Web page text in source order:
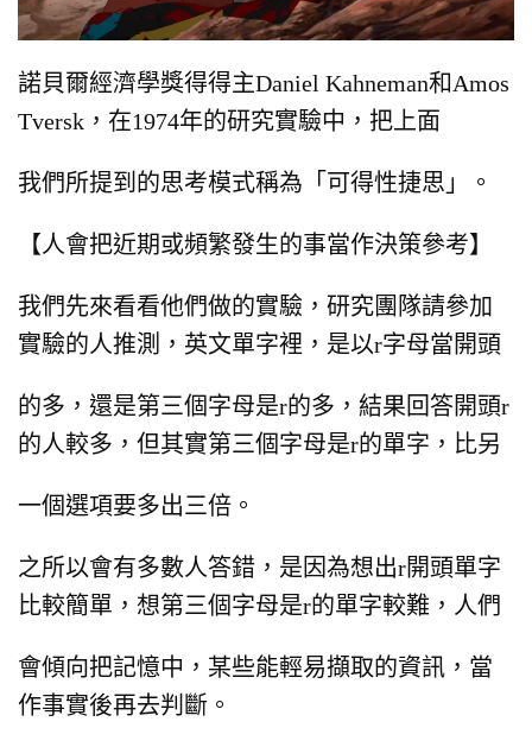
諾貝爾經濟學獎得得主Daniel Kahneman和Amos
Tversk， 在1974年的研究實驗中， 把上面
我們所提到的思考模式稱為「可得性捷思」。
【人會把近期或頻繁發生的事當作決策參考】
我們先來看看他們做的實驗， 研究團隊請參加
實驗的人推測， 英文單字裡，是以r字母當開頭
的多， 還是第三個字母是r的多， 結果回答開頭r
的人較多， 但其實第三個字母是r的單字， 比另
一個選項要多出三倍。
之所以會有多數人答錯， 是因為想出r開頭單字
比較簡單， 想第三個字母是r的單字較難， 人們
會傾向把記憶中， 某些能輕易擷取的資訊，當
作事實後再去判斷。